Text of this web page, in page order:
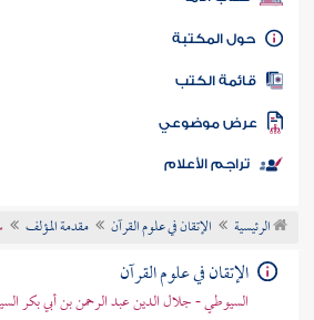
كتاب الأمة
المكتبة
الكتب
موضوعي
تراجم الأعلام
الرئيسية الإتقان في علوم القرآن مقدمة المؤلف
الإتقان في علوم القرآن
السيوطي - جلال الدين عبد الرحمن بن أبي بكر